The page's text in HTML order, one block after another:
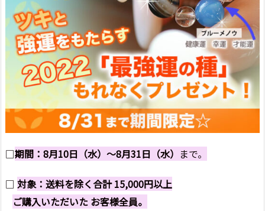
□期間：8月10日（水）～8月31日（水） まで。
□ 対象：送料を除く合計 15,000円以上
ご購入いただいた お客様全員。